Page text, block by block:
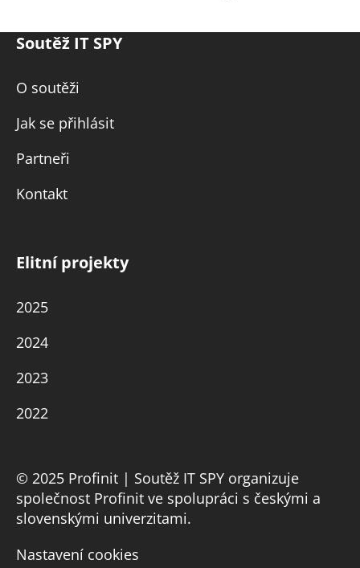
Soutěž IT SPY
O soutěži
Jak se přihlásit
Partneři
Kontakt
Elitní projekty
2025
2024
2023
2022
© 2025 Profinit | Soutěž IT SPY organizuje
společnost Profinit ve spolupráci s českými a
slovenskými univerzitami.
Nastavení cookies